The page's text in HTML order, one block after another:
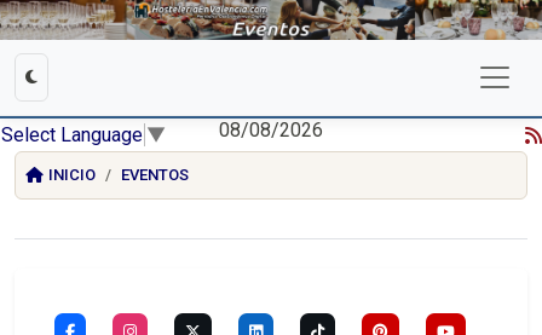
Select Language ▼ 08/08/2026
INICIO EVENTOS